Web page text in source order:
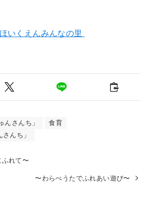
いくえんみんなの里
んさんち」
食育
んち」
れて〜
〜わらべうたでふれあい遊び〜